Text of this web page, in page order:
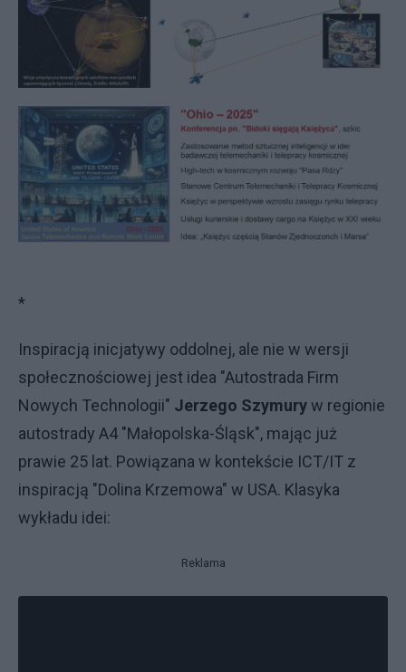
*
Inspiracją inicjatywy oddolnej, ale nie w wersji
społecznościowej jest idea "Autostrada Firm
Nowych Technologii" Jerzego Szymuryw regionie
autostrady A4 "Małopolska-Śląsk", mając już
prawie 25 lat. Powiązana w kontekście ICT/IT z
inspiracją "Dolina Krzemowa" w USA. Klasyka
wykładu idei:
Reklama